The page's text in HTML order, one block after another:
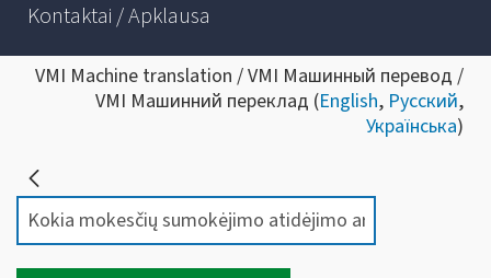
Kontaktai / Apklausa
VMI Machine translation / VMI Машинный перевод /
VMI Машинний переклад (English, Русский,
Українська)